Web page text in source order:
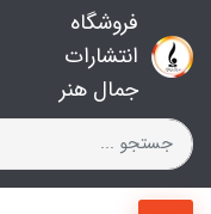
فروشگاه
انتشارات
جمال هنر